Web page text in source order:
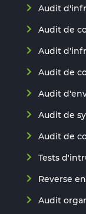
Audit
Audit de
Audit
Audit de
Audit
Audit de
Audit de
Tests
Reverse
Audit